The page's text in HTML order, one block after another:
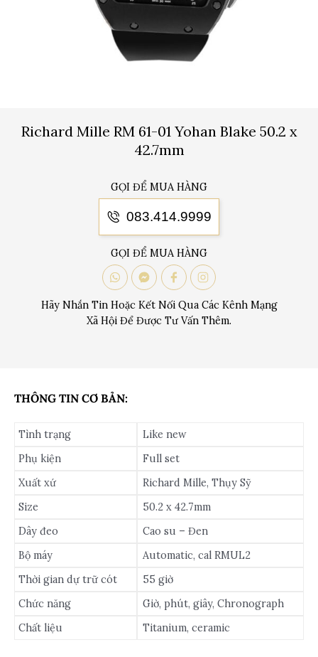
Richard Mille RM 61-01 Yohan Blake 50.2 x
42.7mm
GỌI ĐỂ MUA HÀNG
083.414.9999
GỌI ĐỂ MUA HÀNG
Hãy Nhắn Tin Hoặc Kết Nối Qua Các Kênh Mạng
Xã Hội Để Được Tư Vấn Thêm.
THÔNG TIN CƠ BẢN:
Tình trạng
Like new
Phụ kiện
Full set
Xuất xứ
Richard Mille, Thụy Sỹ
Size
50.2 x 42.7mm
Dây đeo
Cao su – Đen
Bộ máy
Automatic, cal RMUL2
Thời gian dự trữ cót
55 giờ
Chức năng
Giờ, phút, giây, Chronograph
Chất liệu
Titanium, ceramic